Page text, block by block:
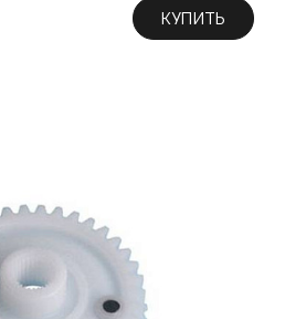
КУПИТЬ